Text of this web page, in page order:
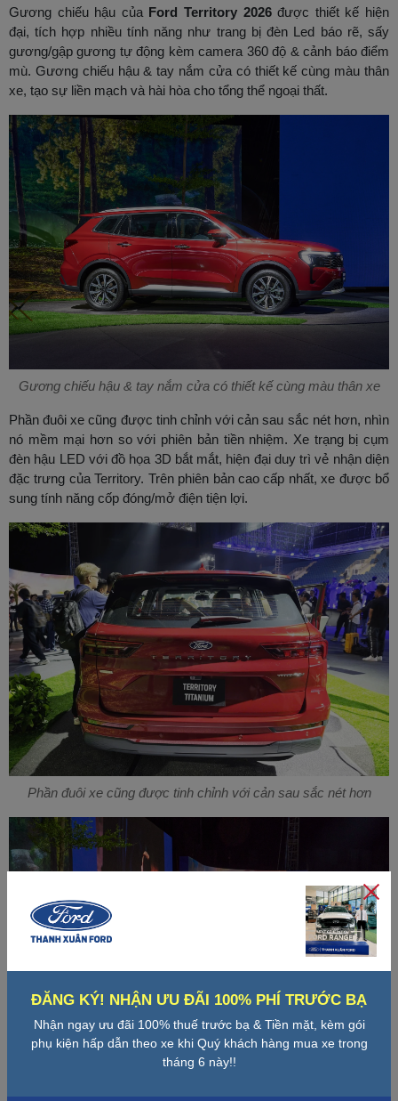
Gương chiếu hậu của Ford Territory 2026được thiết kế hiện
đại, tích hợp nhiều tính năng như trang bị đèn Led báo rẽ, sấy
gương/gập gương tự động kèm camera 360 độ & cảnh báo điểm
mù. Gương chiếu hậu & tay nắm cửa có thiết kế cùng màu thân
xe, tạo sự liền mạch và hài hòa cho tổng thể ngoại thất.
Gương chiếu hậu & tay nắm cửa có thiết kế cùng màu thân xe
Phần đuôi xe cũng được tinh chỉnh với cản sau sắc nét hơn, nhìn
nó mềm mại hơn so với phiên bản tiền nhiệm. Xe trạng bị cụm
đèn hậu LED với đồ họa 3D bắt mắt, hiện đại duy trì vẻ nhận diện
đặc trưng của Territory. Trên phiên bản cao cấp nhất, xe được bổ
sung tính năng cốp đóng/mở điện tiện lợi.
Phần đuôi xe cũng được tinh chỉnh với cản sau sắc nét hơn
ĐĂNG KÝ! NHẬN ƯU ĐÃI 100% PHÍ TRƯỚC BẠ
Nhận ngay ưu đãi 100% thuế trước bạ & Tiền mặt, kèm gói
phụ kiện hấp dẫn theo xe khi Quý khách hàng mua xe trong
tháng 6 này!!